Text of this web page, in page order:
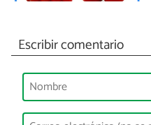
Escribir comentario